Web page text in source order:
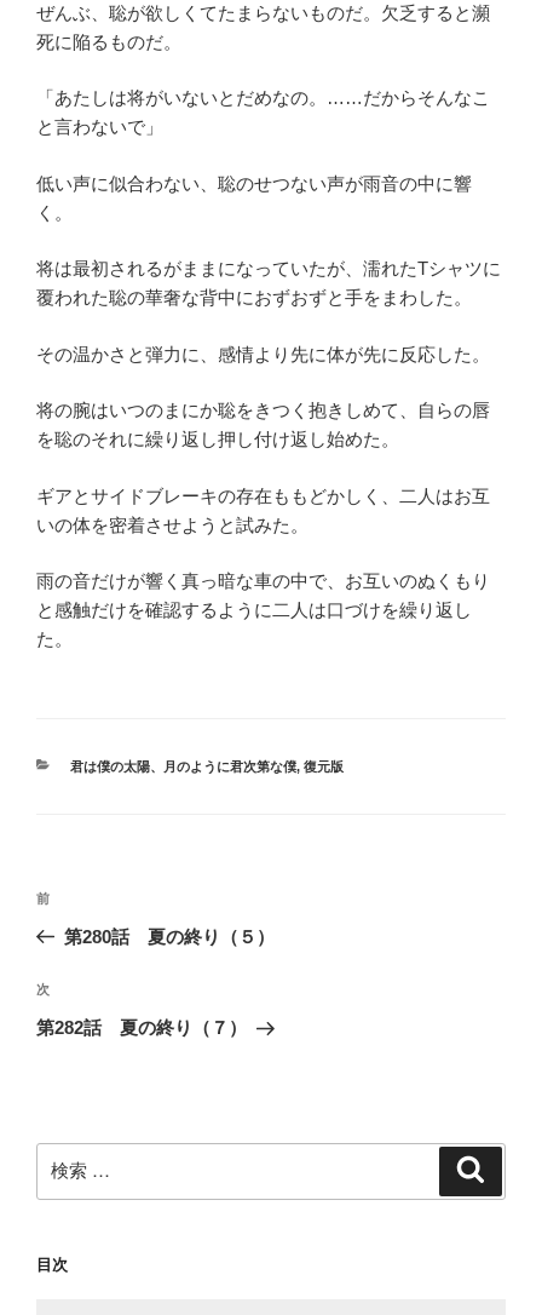
ぜんぶ、聡が欲しくてたまらないものだ。欠乏すると瀕
死に陥るものだ。
「あたしは将がいないとだめなの。……だからそんなこ
と言わないで」
低い声に似合わない、聡のせつない声が雨音の中に響
く。
将は最初されるがままになっていたが、濡れたTシャツに
覆われた聡の華奢な背中におずおずと手をまわした。
その温かさと弾力に、感情より先に体が先に反応した。
将の腕はいつのまにか聡をきつく抱きしめて、自らの唇
を聡のそれに繰り返し押し付け返し始めた。
ギアとサイドブレーキの存在ももどかしく、二人はお互
いの体を密着させようと試みた。
雨の音だけが響く真っ暗な車の中で、お互いのぬくもり
と感触だけを確認するように二人は口づけを繰り返し
た。
カ
君は僕の太陽、月のように君次第な僕, 復元版
投
ビ
ゲ
ン
過
去
投
稿
前
第280話 夏の終り（５）
次
の
次
第282話 夏の終り（７）
索:
目次